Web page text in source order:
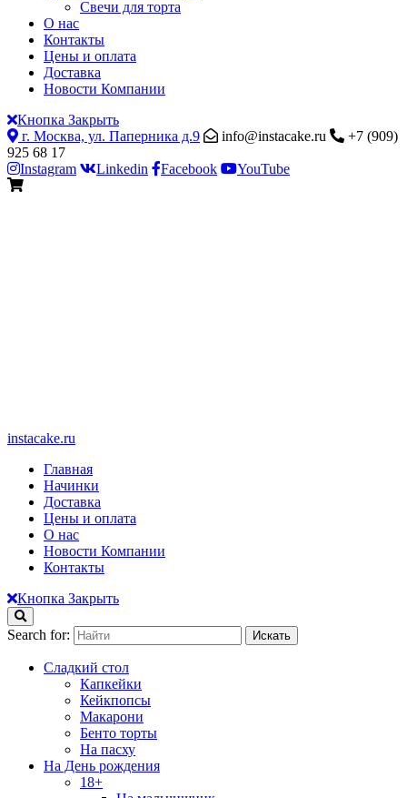
Свечи для торта
О нас
Контакты
Цены и оплата
Доставка
Новости Компании
Кнопка Закрыть
г. Москва, ул. Паперника д.9
info@instacake.ru
+7 (909)
925 68 17
Instagram
Linkedin Facebook YouTube
instacake.ru
Главная
Начинки
Доставка
Цены и оплата
О нас
Новости Компании
Контакты
Кнопка Закрыть
Search for:
Сладкий стол
Капкейки
Кейкпопсы
Макарони
Бенто торты
На пасху
На День рождения
18+